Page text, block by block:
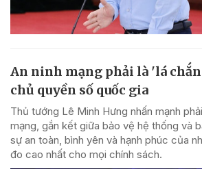
An ninh mạng phải là 'lá
chủ quyền số quốc gia
Thủ tướng Lê Minh Hưng nhấn mạnh
mạng, gắn kết giữa bảo vệ hệ thống và
sự an toàn, bình yên và hạnh phúc của
đo cao nhất cho mọi chính sách.